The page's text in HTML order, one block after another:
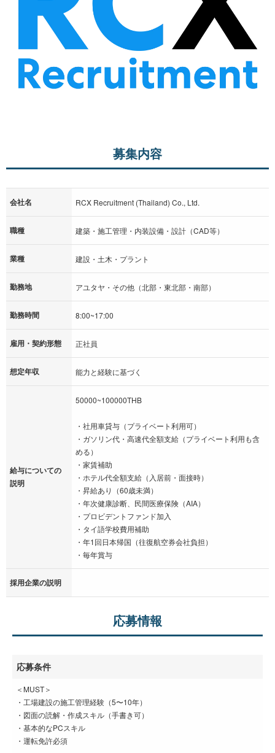
募集内容
会社名 RCX Recruitment (Thailand) Co., Ltd.
職種 建築・施工管理・内装設備・設計（CAD等）
業種 建設・土木・プラント
勤務地 アユタヤ・その他（北部・東北部・南部）
勤務時間 8:00~17:00
雇用・契約形態 正社員
想定年収 能力と経験に基づく
給与についての
説明
50000~100000THB
・社用車貸与（プライベート利用可）
・ガソリン代・高速代全額支給（プライベート利用も含
める）
・家賃補助
・ホテル代全額支給（入居前・面接時）
・昇給あり（60歳未満）
・年次健康診断、民間医療保険（AIA）
・プロビデントファンド加入
・タイ語学校費用補助
・年1回日本帰国（往復航空券会社負担）
・毎年賞与
採用企業の説明
応募情報
応募条件
＜MUST＞
・工場建設の施工管理経験（5〜10年）
・図面の読解・作成スキル（手書き可）
・基本的なPCスキル
・運転免許必須